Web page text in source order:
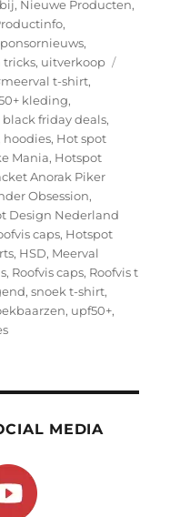
, Nieuwe Producten,
,
,
tricks, uitverkoop
t-shirt,
kleding,
black friday deals,
hoodies, Hot spot
Mania, Hotspot
Anorak Piker
Obsession,
Design Nederland
caps, Hotspot
, HSD, Meerval
, Roofvis caps, Roofvis t
,snoek t-shirt,
, upf50+,
MEDIA